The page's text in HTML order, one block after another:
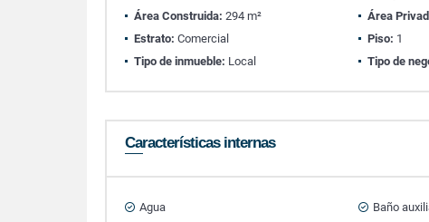
Área Construida: 294 m² Área
Estrato: Comercial Piso: 1
Tipo de inmueble: Local Tipo de
Características internas
Agua Baño